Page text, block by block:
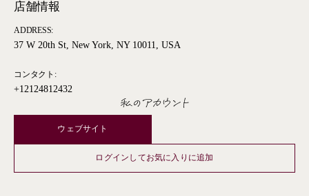
店舗情報
ADDRESS:
37 W 20th St, New York, NY 10011, USA
コンタクト:
+12124812432
私のアカウント
ウェブサイト
ログインしてお気に入りに追加